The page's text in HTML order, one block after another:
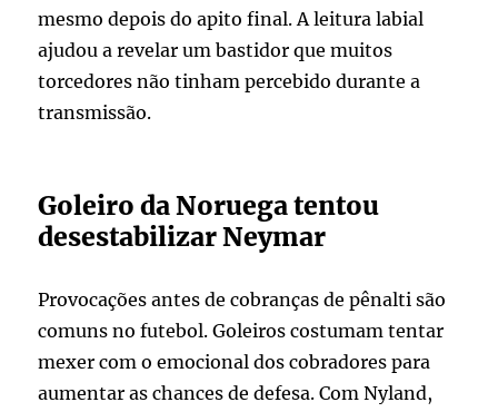
mesmo depois do apito final. A leitura labial
ajudou a revelar um bastidor que muitos
torcedores não tinham percebido durante a
transmissão.
Goleiro da Noruega tentou
desestabilizar Neymar
Provocações antes de cobranças de pênalti são
comuns no futebol. Goleiros costumam tentar
mexer com o emocional dos cobradores para
aumentar as chances de defesa. Com Nyland,